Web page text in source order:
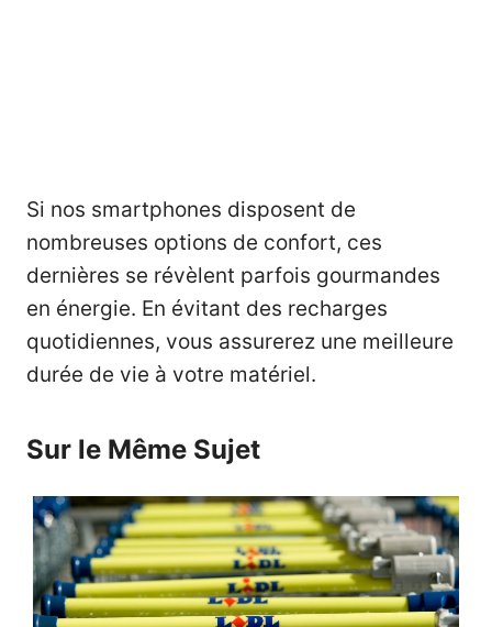
Si nos smartphones disposent de
nombreuses options de confort, ces
dernières se révèlent parfois gourmandes
en énergie. En évitant des recharges
quotidiennes, vous assurerez une meilleure
durée de vie à votre matériel.
Sur le Même Sujet